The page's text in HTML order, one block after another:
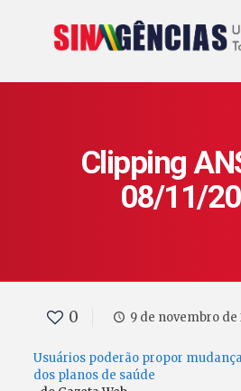
Clipping
08/11/
0 9 de novembro de
Usuários poderão propor
dos planos de saúde